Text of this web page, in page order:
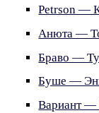
Petrson —
Анюта —
Браво —
Буше —
Вариант —